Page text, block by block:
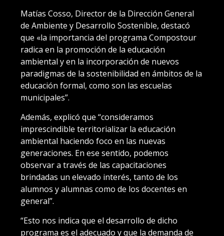
Matías Cosso, Director de la Dirección General
de Ambiente y Desarrollo Sostenible, destacó
que «la importancia del programa Compostour
radica en la promoción de la educación
ambiental y en la incorporación de nuevos
paradigmas de la sostenibilidad en ámbitos de la
educación formal, como son las escuelas
municipales”.
Además, explicó que “consideramos
imprescindible territorializar la educación
ambiental haciendo foco en las nuevas
generaciones. En ese sentido, podemos
observar a través de las capacitaciones
brindadas un elevado interés, tanto de los
alumnos y alumnas como de los docentes en
general”.
“Esto nos indica que el desarrollo de dicho
programa es el adecuado y que la demanda de